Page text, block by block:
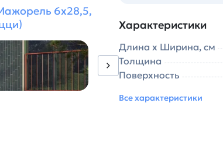
6х28,5,
Характеристики
Длина х Ширина, см
Толщина
Поверхность
Все характеристики